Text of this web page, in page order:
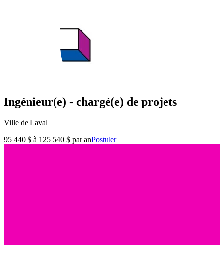
Ingénieur(e) - chargé(e) de projets
Ville de Laval
95 440 $ à 125 540 $ par anPostuler